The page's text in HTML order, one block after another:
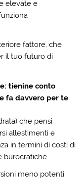
elevate e
fattore, che
il tuo futuro di
tienine conto
fa davvero per te
che pensi
allestimenti e
in termini di costi di
burocratiche.
meno potenti